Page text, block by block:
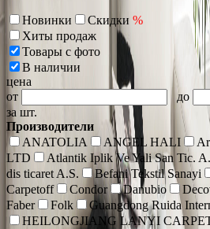
Новинки Скидки %
Хиты продаж
Товары с фото
В наличии
цена
от
до
за шт.
Производители
ANATOLIA
ANGEL HALI
LTD
Atlantik Iplik Ve Yali San Tic.
dis ticaret A.S.
Befani Tekstil Sanayi
Carpetoff
Condor Danubio
Faber
Folk
Guangdong Ruida
HEILONGJIANG LANYI